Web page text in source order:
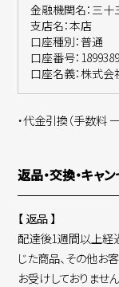
金融機関名：三
支店名：本店
口座種別：普通
口座番号：1899389
口座名義：株式会
・代金引換（手数料
返品・交換・キャ
【 返品 】
配達後1週間以上経
じた商品、その他お
お受けしておりません